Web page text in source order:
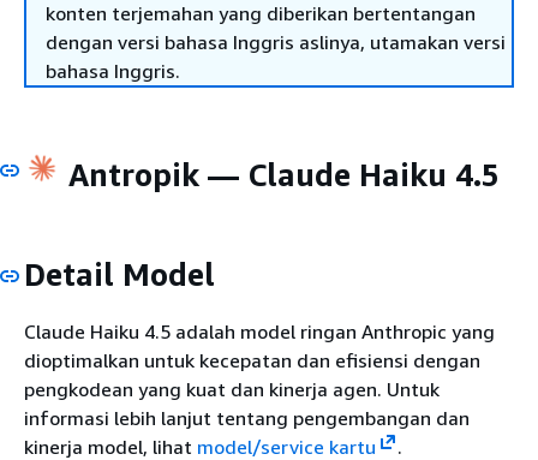
konten terjemahan yang diberikan bertentangan
dengan versi bahasa Inggris aslinya, utamakan versi
bahasa Inggris.
Antropik — Claude Haiku 4.5
Detail Model
Claude Haiku 4.5 adalah model ringan Anthropic yang
dioptimalkan untuk kecepatan dan efisiensi dengan
pengkodean yang kuat dan kinerja agen. Untuk
informasi lebih lanjut tentang pengembangan dan
kinerja model, lihat model/service kartu
.